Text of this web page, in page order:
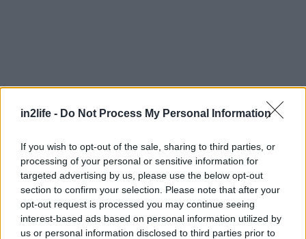
in2life - Do Not Process My Personal Information
If you wish to opt-out of the sale, sharing to third parties, or
processing of your personal or sensitive information for
targeted advertising by us, please use the below opt-out
section to confirm your selection. Please note that after your
opt-out request is processed you may continue seeing
interest-based ads based on personal information utilized by
us or personal information disclosed to third parties prior to
Αναζήτηση